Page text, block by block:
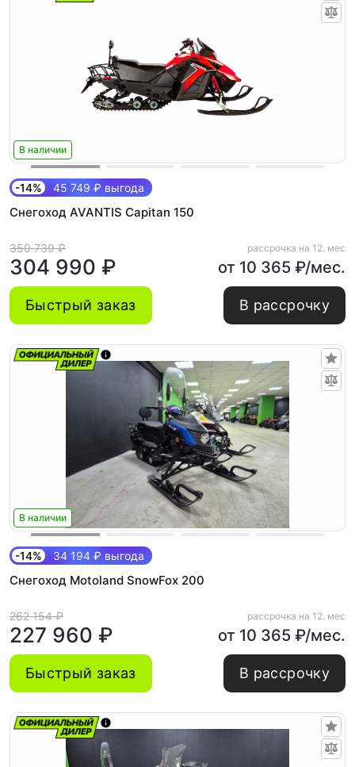
В наличии
-14% 45 749 ₽ выгода
Снегоход AVANTIS Capitan 150
350 739 ₽
304 990 ₽
рассрочка на 12. мес
от 10 365 ₽/мес.
Быстрый заказ В рассрочку
В наличии
-14% 34 194 ₽ выгода
Снегоход Motoland SnowFox 200
262 154 ₽
227 960 ₽
рассрочка на 12. мес
от 10 365 ₽/мес.
Быстрый заказ В рассрочку